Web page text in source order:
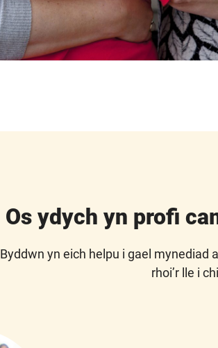
Os ydych yn profi
Byddwn yn eich helpu i gael mynediad
rhoi’r lle i